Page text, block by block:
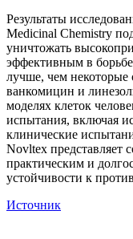
Результаты
Medicinal Chemistry
уничтожать
эффективным в борьбе
лучше, чем
ванкомицин и
моделях клеток
испытания, включая
клинические
Novltex представляет
практическим и
устойчивости к
Источник